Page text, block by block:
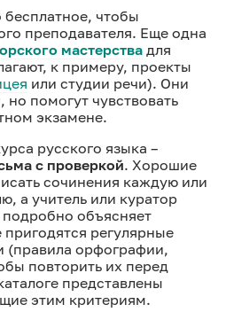
бесплатное, чтобы
преподавателя. Еще одна
мастерствадля
к примеру, проекты
или студии речи). Они
помогут чувствовать
экзамене.
русского языка –
с проверкой. Хорошие
сочинения каждую или
а учитель или куратор
объясняет
регулярные
(правила орфографии,
повторить их перед
представлены
этим критериям.